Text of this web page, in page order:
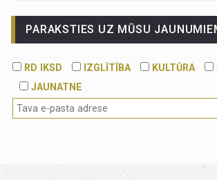
PARAKSTIES UZ MŪSU
RD IKSD IZGLĪTĪBA KULTŪRA
JAUNATNE